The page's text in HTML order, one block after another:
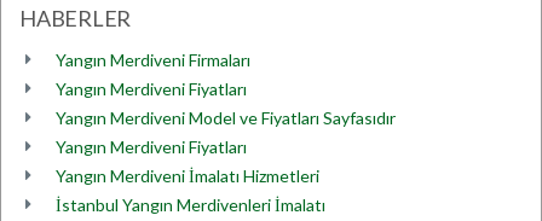
HABERLER
Yangın Merdiveni Firmaları
Yangın Merdiveni Fiyatları
Yangın Merdiveni Model ve Fiyatları Sayfasıdır
Yangın Merdiveni Fiyatları
Yangın Merdiveni İmalatı Hizmetleri
İstanbul Yangın Merdivenleri İmalatı